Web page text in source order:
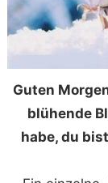
Guten
blühende
habe, du